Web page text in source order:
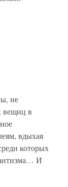
не
вещиц в
вдыхая
которых
И